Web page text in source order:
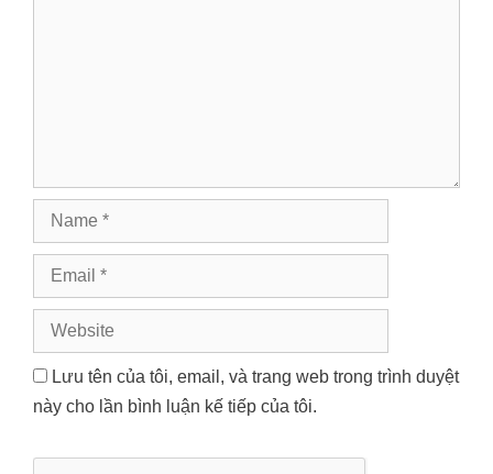
Name
Email
Website
Lưu tên của tôi, email, và trang web trong trình duyệt
này cho lần bình luận kế tiếp của tôi.